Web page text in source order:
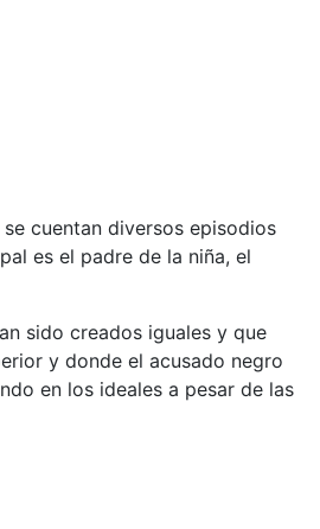
cuentan diversos episodios
es el padre de la niña, el
sido creados iguales y que
y donde el acusado negro
en los ideales a pesar de las